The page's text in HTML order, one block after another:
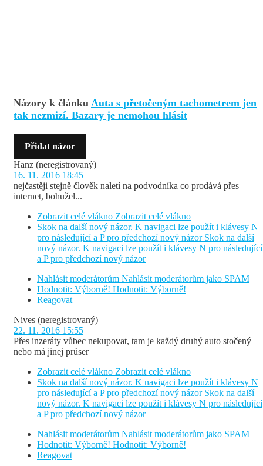
Názory k článku Auta s přetočeným tachometrem jen
tak nezmizí. Bazary je nemohou hlásit
Přidat názor
Hanz (neregistrovaný)
16. 11. 2016 18:45
nejčastěji stejně člověk naletí na podvodníka co prodává přes
internet, bohužel...
Zobrazit celé vlákno Zobrazit celé vlákno
Skok na další nový názor. K navigaci lze použít i klávesy N
pro následující a P pro předchozí nový názor Skok na další
nový názor. K navigaci lze použít i klávesy N pro následující
a P pro předchozí nový názor
Nahlásit moderátorům Nahlásit moderátorům jako SPAM
Hodnotit: Výborně! Hodnotit: Výborně!
Reagovat
Nives (neregistrovaný)
22. 11. 2016 15:55
Přes inzeráty vůbec nekupovat, tam je každý druhý auto stočený
nebo má jinej průser
Zobrazit celé vlákno Zobrazit celé vlákno
Skok na další nový názor. K navigaci lze použít i klávesy N
pro následující a P pro předchozí nový názor Skok na další
nový názor. K navigaci lze použít i klávesy N pro následující
a P pro předchozí nový názor
Nahlásit moderátorům Nahlásit moderátorům jako SPAM
Hodnotit: Výborně! Hodnotit: Výborně!
Reagovat